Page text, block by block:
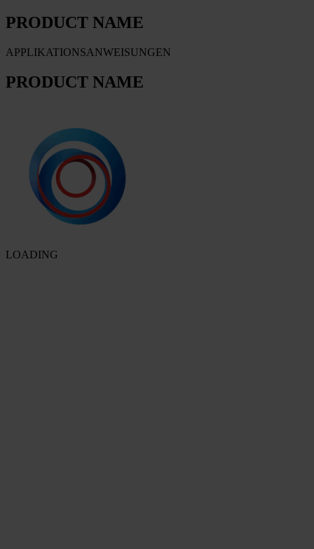
PRODUCT NAME
APPLIKATIONSANWEISUNGEN
PRODUCT NAME
LOADING